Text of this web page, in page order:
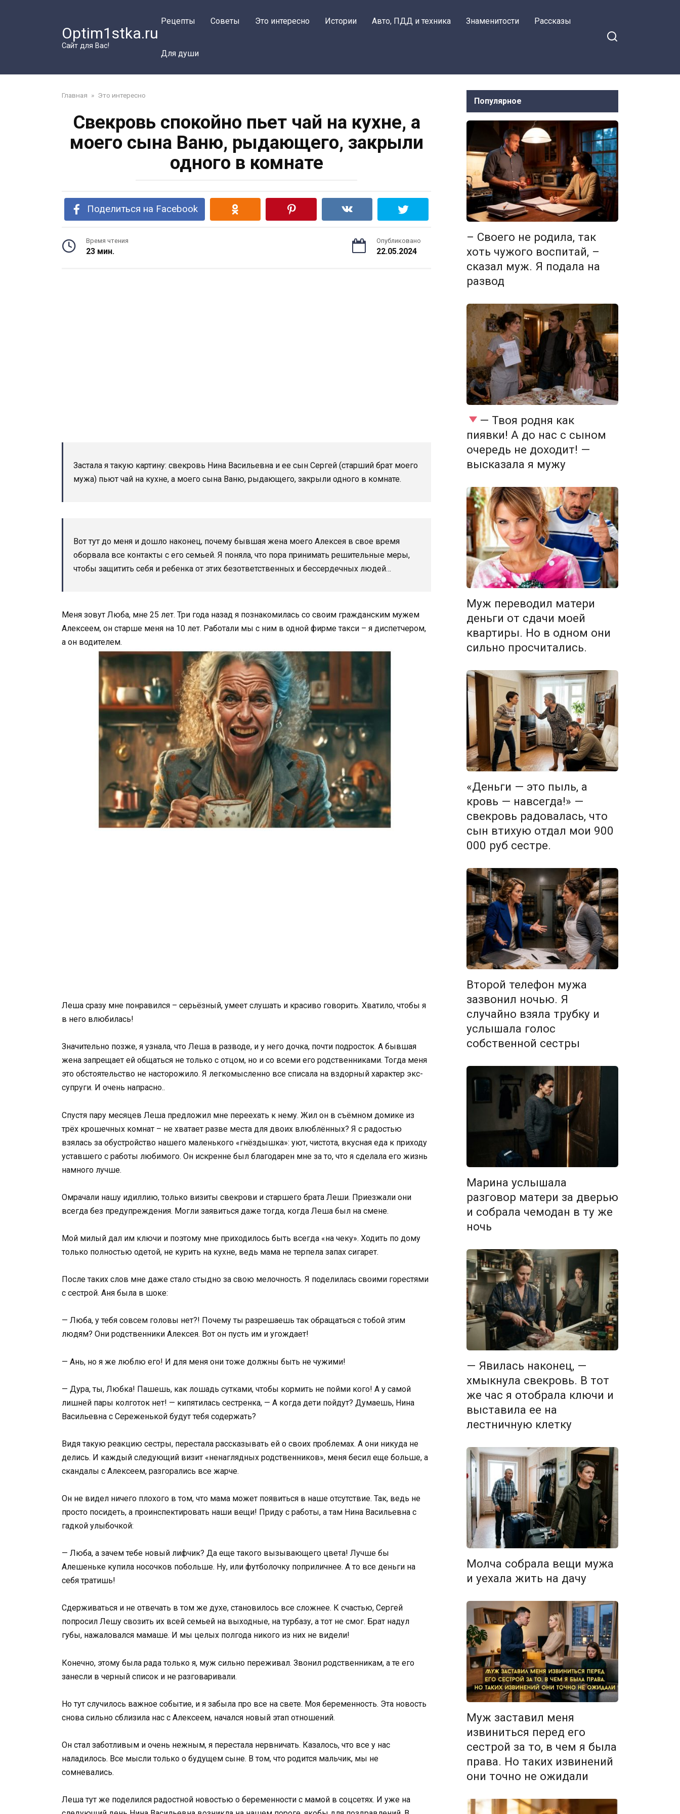
Optim1stka.ru
Сайт для Вас!
Рецепты Советы Это интересно Истории Авто, ПДД и техника Знаменитости Рассказы
Для души
Главная » Это интересно
Свекровь спокойно пьет чай на кухне, а
моего сына Ваню, рыдающего, закрыли
одного в комнате
Поделиться на Facebook
Время чтения
23 мин.
Опубликовано
22.05.2024
Застала я такую картину: свекровь Нина Васильевна и ее сын Сергей (старший брат моего
мужа) пьют чай на кухне, а моего сына Ваню, рыдающего, закрыли одного в комнате.
Вот тут до меня и дошло наконец, почему бывшая жена моего Алексея в свое время
оборвала все контакты с его семьей. Я поняла, что пора принимать решительные меры,
чтобы защитить себя и ребенка от этих безответственных и бессердечных людей…
Меня зовут Люба, мне 25 лет. Три года назад я познакомилась со своим гражданским мужем
Алексеем, он старше меня на 10 лет. Работали мы с ним в одной фирме такси – я диспетчером,
а он водителем.
Леша сразу мне понравился – серьёзный, умеет слушать и красиво говорить. Хватило, чтобы я
в него влюбилась!
Значительно позже, я узнала, что Леша в разводе, и у него дочка, почти подросток. А бывшая
жена запрещает ей общаться не только с отцом, но и со всеми его родственниками. Тогда меня
это обстоятельство не насторожило. Я легкомысленно все списала на вздорный характер экс-
супруги. И очень напрасно..
Спустя пару месяцев Леша предложил мне переехать к нему. Жил он в съёмном домике из
трёх крошечных комнат – не хватает разве места для двоих влюблённых? Я с радостью
взялась за обустройство нашего маленького «гнёздышка»: уют, чистота, вкусная еда к приходу
уставшего с работы любимого. Он искренне был благодарен мне за то, что я сделала его жизнь
намного лучше.
Омрачали нашу идиллию, только визиты свекрови и старшего брата Леши. Приезжали они
всегда без предупреждения. Могли заявиться даже тогда, когда Леша был на смене.
Мой милый дал им ключи и поэтому мне приходилось быть всегда «на чеку». Ходить по дому
только полностью одетой, не курить на кухне, ведь мама не терпела запах сигарет.
После таких слов мне даже стало стыдно за свою мелочность. Я поделилась своими горестями
с сестрой. Аня была в шоке:
— Люба, у тебя совсем головы нет?! Почему ты разрешаешь так обращаться с тобой этим
людям? Они родственники Алексея. Вот он пусть им и угождает!
— Ань, но я же люблю его! И для меня они тоже должны быть не чужими!
— Дура, ты, Любка! Пашешь, как лошадь сутками, чтобы кормить не пойми кого! А у самой
лишней пары колготок нет! — кипятилась сестренка, — А когда дети пойдут? Думаешь, Нина
Васильевна с Сереженькой будут тебя содержать?
Видя такую реакцию сестры, перестала рассказывать ей о своих проблемах. А они никуда не
делись. И каждый следующий визит «ненаглядных родственников», меня бесил еще больше, а
скандалы с Алексеем, разгорались все жарче.
Он не видел ничего плохого в том, что мама может появиться в наше отсутствие. Так, ведь не
просто посидеть, а проинспектировать наши вещи! Приду с работы, а там Нина Васильевна с
гадкой улыбочкой:
— Люба, а зачем тебе новый лифчик? Да еще такого вызывающего цвета! Лучше бы
Алешеньке купила носочков побольше. Ну, или футболочку поприличнее. А то все деньги на
себя тратишь!
Сдерживаться и не отвечать в том же духе, становилось все сложнее. К счастью, Сергей
попросил Лешу свозить их всей семьей на выходные, на турбазу, а тот не смог. Брат надул
губы, нажаловался мамаше. И мы целых полгода никого из них не видели!
Конечно, этому была рада только я, муж сильно переживал. Звонил родственникам, а те его
занесли в черный список и не разговаривали.
Но тут случилось важное событие, и я забыла про все на свете. Моя беременность. Эта новость
снова сильно сблизила нас с Алексеем, начался новый этап отношений.
Он стал заботливым и очень нежным, я перестала нервничать. Казалось, что все у нас
наладилось. Все мысли только о будущем сыне. В том, что родится мальчик, мы не
сомневались.
Леша тут же поделился радостной новостью о беременности с мамой в соцсетях. И уже на
Популярное
– Своего не родила, так
хоть чужого воспитай, –
сказал муж. Я подала на
развод
— Твоя родня как
пиявки! А до нас с сыном
очередь не доходит! —
высказала я мужу
Муж переводил матери
деньги от сдачи моей
квартиры. Но в одном они
сильно просчитались.
«Деньги — это пыль, а
кровь — навсегда!» —
свекровь радовалась, что
сын втихую отдал мои 900
000 руб сестре.
Второй телефон мужа
зазвонил ночью. Я
случайно взяла трубку и
услышала голос
собственной сестры
Марина услышала
разговор матери за дверью
и собрала чемодан в ту же
ночь
— Явилась наконец, —
хмыкнула свекровь. В тот
же час я отобрала ключи и
выставила ее на
лестничную клетку
Молча собрала вещи мужа
и уехала жить на дачу
Муж заставил меня
извиниться перед его
сестрой за то, в чем я была
права. Но таких извинений
они точно не ожидали